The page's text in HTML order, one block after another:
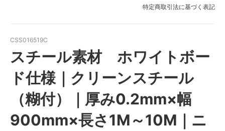
特定商取引法に基づく表記
CSS016519C
スチール素材 ホワイトボー
ド仕様｜クリーンスチール
（糊付）｜厚み0.2mm×幅
900mm×長さ1M～10M｜ニ